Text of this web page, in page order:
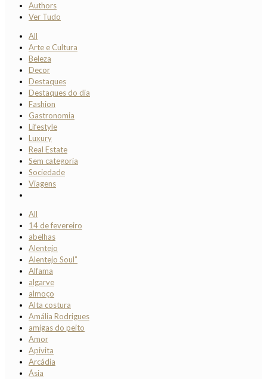
Authors
Ver Tudo
All
Arte e Cultura
Beleza
Decor
Destaques
Destaques do dia
Fashion
Gastronomia
Lifestyle
Luxury
Real Estate
Sem categoria
Sociedade
Viagens
All
14 de fevereiro
abelhas
Alentejo
Alentejo Soul”
Alfama
algarve
almoço
Alta costura
Amália Rodrigues
amigas do peito
Amor
Apivita
Arcádia
Ásia